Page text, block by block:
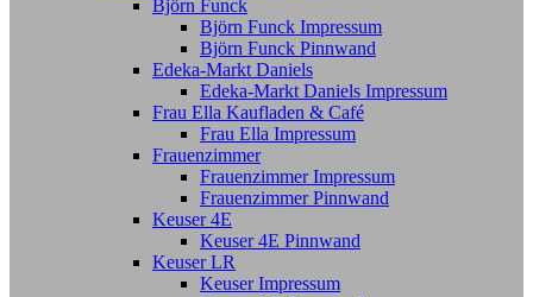
Björn Funck
Björn Funck Impressum
Björn Funck Pinnwand
Edeka-Markt Daniels
Edeka-Markt Daniels Impressum
Frau Ella Kaufladen & Café
Frau Ella Impressum
Frauenzimmer
Frauenzimmer Impressum
Frauenzimmer Pinnwand
Keuser 4E
Keuser 4E Pinnwand
Keuser LR
Keuser Impressum